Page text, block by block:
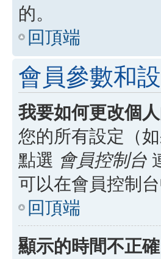
的。
回頂端
會員參數和
我要如何更改個
您的所有設定（
點選 會員控制台
可以在會員控制
回頂端
顯示的時間不正確